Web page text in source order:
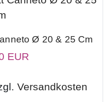
Ø 20 & 25 Cm
EUR
Versandkosten